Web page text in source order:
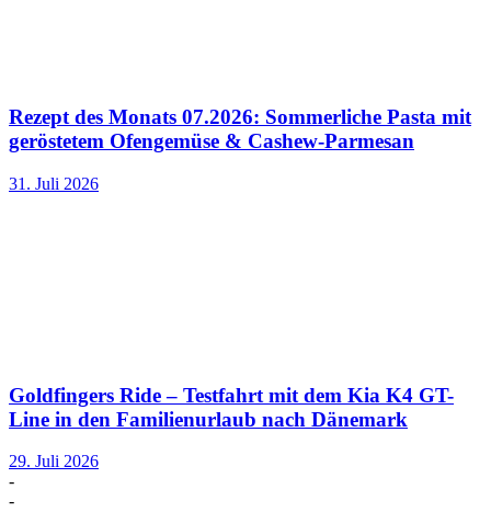
Rezept des Monats 07.2026: Sommerliche Pasta mit
geröstetem Ofengemüse & Cashew-Parmesan
31. Juli 2026
Goldfingers Ride – Testfahrt mit dem Kia K4 GT-
Line in den Familienurlaub nach Dänemark
29. Juli 2026
-
-